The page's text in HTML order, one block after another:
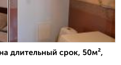
длительный срок, 50м²,